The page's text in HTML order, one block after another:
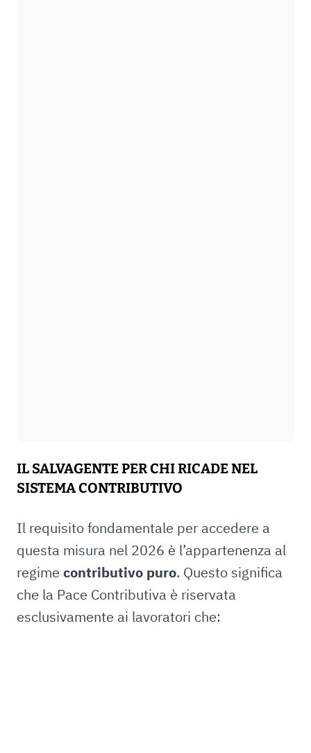
IL SALVAGENTE PER CHI RICADE NEL
SISTEMA CONTRIBUTIVO
Il requisito fondamentale per accedere a
questa misura nel 2026 è l’appartenenza al
regime contributivo puro. Questo significa
che la Pace Contributiva è riservata
esclusivamente ai lavoratori che: